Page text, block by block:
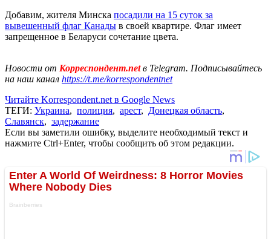
Добавим, жителя Минска посадили на 15 суток за
вывешенный флаг Канады в своей квартире. Флаг имеет
запрещенное в Беларуси сочетание цвета.
Новости от Корреспондент.netв Telegram. Подписывайтесь
на наш канал https://t.me/korrespondentnet
Читайте Korrespondent.net в Google News
ТЕГИ: Украина, полиция, арест, Донецкая область,
Славянск, задержание
Если вы заметили ошибку, выделите необходимый текст и
нажмите Ctrl+Enter, чтобы сообщить об этом редакции.